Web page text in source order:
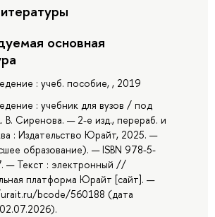
основная
: учеб. пособие, , 2019
: учебник для вузов / под
В. Сиренова. — 2-е изд., перераб. и
: Издательство Юрайт, 2025. —
образование). — ISBN 978-5-
— Текст : электронный //
платформа Юрайт [сайт]. —
bcode/560188 (дата